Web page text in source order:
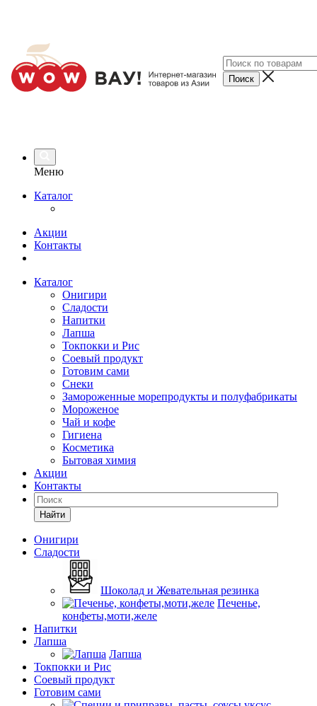
Меню
Каталог
Акции
Контакты
Каталог
Онигири
Сладости
Напитки
Лапша
Токпокки и Рис
Соевый продукт
Готовим сами
Снеки
Замороженные морепродукты и полуфабрикаты
Мороженое
Чай и кофе
Гигиена
Косметика
Бытовая химия
Акции
Контакты
Найти
Онигири
Сладости
Шоколад и Жевательная резинка
Печенье,
конфеты,моти,желе
Напитки
Лапша
Лапша
Токпокки и Рис
Соевый продукт
Готовим сами